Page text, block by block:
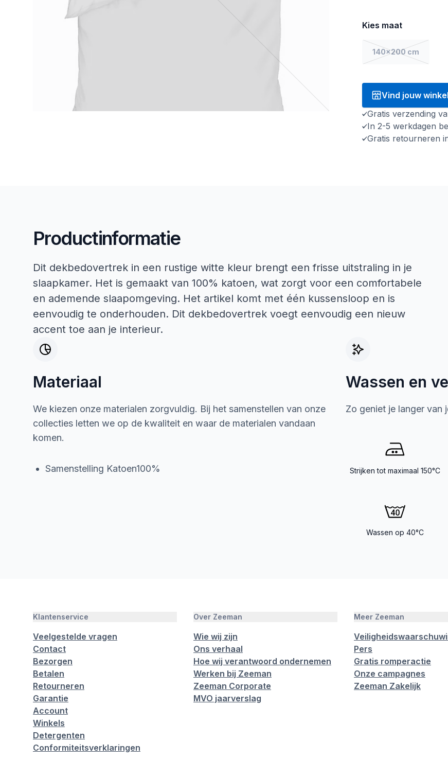
Kies maat
140x200 cm
Vind jouw winkel
Gratis verzending
In 2-5 werkdagen
Gratis retourneren
Productinformatie
Dit dekbedovertrek in een rustige witte kleur brengt een frisse uitstraling in je
slaapkamer. Het is gemaakt van 100% katoen, wat zorgt voor een comfortabele
en ademende slaapomgeving. Het artikel komt met één kussensloop en is
eenvoudig te onderhouden. Dit dekbedovertrek voegt eenvoudig een nieuw
accent toe aan je interieur.
Materiaal
We kiezen onze materialen zorgvuldig. Bij het samenstellen van onze
collecties letten we op de kwaliteit en waar de materialen vandaan
komen.
Samenstelling Katoen100%
Wassen en
Zo geniet je langer van
Strijken tot maximaal 150°C
Wassen op 40°C
Klantenservice
Veelgestelde vragen
Contact
Bezorgen
Betalen
Retourneren
Garantie
Account
Winkels
Detergenten
Conformiteitsverklaringen
Over Zeeman
Wie wij zijn
Ons verhaal
Hoe wij verantwoord ondernemen
Werken bij Zeeman
Zeeman Corporate
MVO jaarverslag
Meer Zeeman
Pers
Gratis romperactie
Onze campagnes
Zeeman Zakelijk